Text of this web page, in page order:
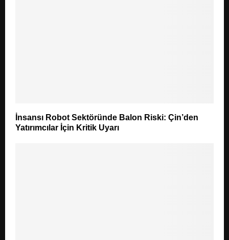
İnsansı Robot Sektöründe Balon Riski: Çin’den
Yatırımcılar İçin Kritik Uyarı